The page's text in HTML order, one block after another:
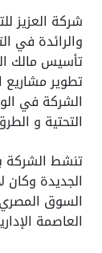
شركة العزيز
والرائدة في
تأسيس مالك
تطوير مشاريع
الشركة في
التحتية و
تنشط الشركة
الجديدة
السوق
العاصمة